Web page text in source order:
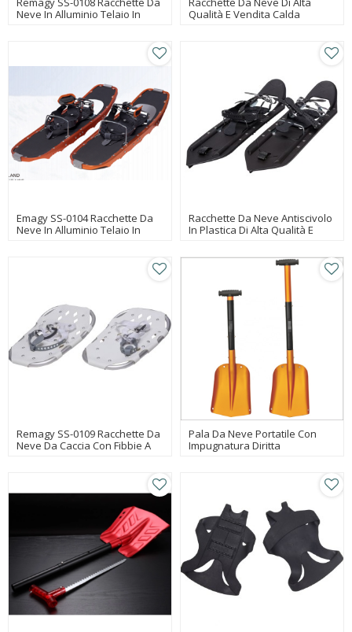
Neve In Alluminio Telaio In
Produttori Di Scarpe Da Neve,
Scarpe Da Neve Commercio
All'ingrosso In Linea
Qualità E Vendita Calda
Emagy SS-0104 Racchette Da
Neve In Alluminio Telaio In
Produttori Di Scarpe Da Neve,
Scarpe Da Neve Commercio
All'ingrosso In Linea
Racchette Da Neve Antiscivolo
In Plastica Di Alta Qualità E
Remagy SS-0109 Racchette Da
Neve Da Caccia Con Fibbie A
In Cina, Fabbrica Di Scarpe Da
Neve, Scarpe Da Neve
Pala Da Neve Portatile Con
Impugnatura Diritta